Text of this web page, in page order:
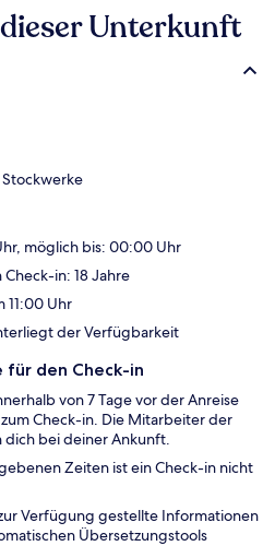
St. Pauli sind es 8 Minuten und zur
9 Minuten.
Unterkunft
möglich bis: 00:00 Uhr
in: 18 Jahre
11:00 Uhr
der Verfügbarkeit
für den Check-in
von 7 Tage vor der Anreise
Check-in. Die Mitarbeiter der
dich bei deiner Ankunft.
Zeiten ist ein Check-in nicht
Verfügung gestellte Informationen
Übersetzungstools